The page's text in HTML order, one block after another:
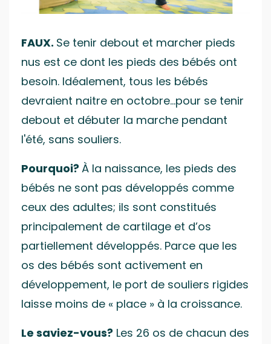
FAUX. Se tenir debout et marcher pieds
nus est ce dont les pieds des bébés ont
besoin. Idéalement, tous les bébés
devraient naitre en octobre…pour se tenir
debout et débuter la marche pendant
l'été, sans souliers.
Pourquoi? À la naissance, les pieds des
bébés ne sont pas développés comme
ceux des adultes; ils sont constitués
principalement de cartilage et d’os
partiellement développés. Parce que les
os des bébés sont activement en
développement, le port de souliers rigides
laisse moins de « place » à la croissance.
Le saviez-vous? Les 26 os de chacun des